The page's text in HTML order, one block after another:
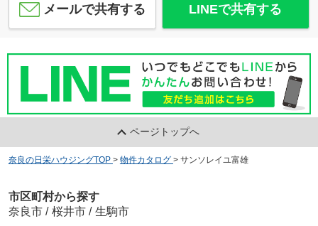
メールで共有する LINEで共有する
ページトップへ
奈良の日栄ハウジングTOP > 物件カタログ > サンソレイユ富雄
市区町村から探す
奈良市 / 桜井市 / 生駒市